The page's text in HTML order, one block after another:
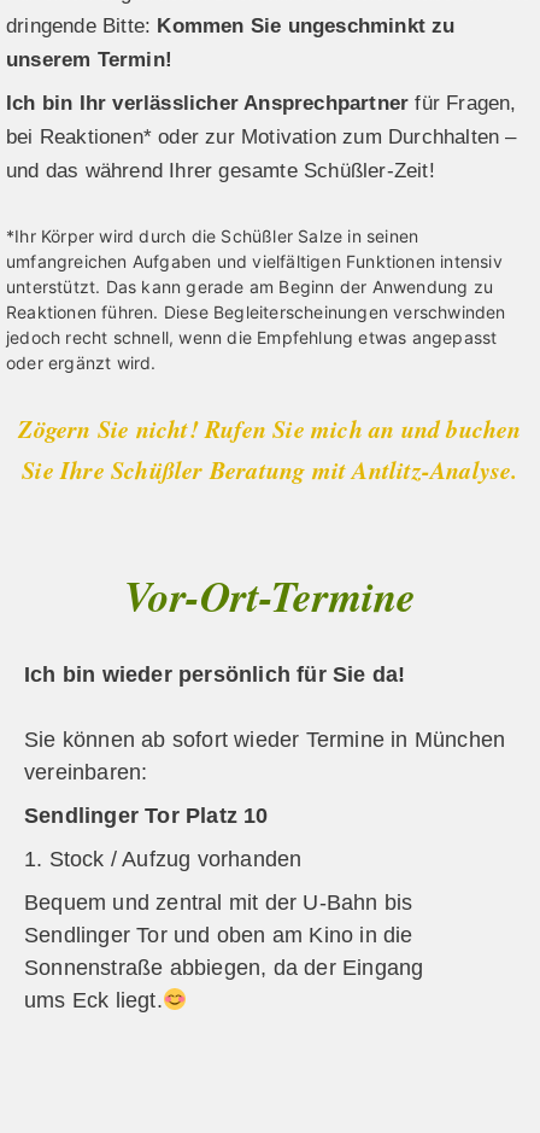
dringende Bitte: Kommen Sie ungeschminkt zu
unserem Termin!
Ich bin Ihr verlässlicher Ansprechpartner für Fragen,
bei Reaktionen* oder zur Motivation zum Durchhalten –
und das während Ihrer gesamte Schüßler-Zeit!
*Ihr Körper wird durch die Schüßler Salze in seinen
umfangreichen Aufgaben und vielfältigen Funktionen intensiv
unterstützt. Das kann gerade am Beginn der Anwendung zu
Reaktionen führen. Diese Begleiterscheinungen verschwinden
jedoch recht schnell, wenn die Empfehlung etwas angepasst
oder ergänzt wird.
Zögern Sie nicht! Rufen Sie mich an und buchen
Sie Ihre Schüßler Beratung mit Antlitz-Analyse.
Vor-Ort-Termine
Ich bin wieder persönlich für Sie da!
Sie können ab sofort wieder Termine in München
vereinbaren:
Sendlinger Tor Platz 10
1. Stock / Aufzug vorhanden
Bequem und zentral mit der U-Bahn bis
Sendlinger Tor und oben am Kino in die
Sonnenstraße abbiegen, da der Eingang
ums Eck liegt.